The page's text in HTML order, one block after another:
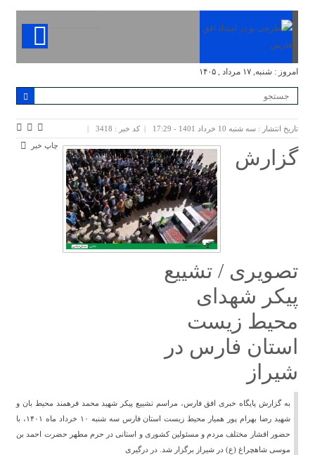
امروز : شنبه, ۱۷ مرداد , ۱۴۰۵
تاریخ انتشار : سه شنبه 10 خرداد 1401 - 17:29
کد خبر : 3418
چاپ خبر
گزارش
تصویری / تشییع
پیکر شهدای
محیط‌ زیست
استان فارس در
شیراز
به گزارش پایگاه خبری افق فارس، مراسم تشییع پیکر شهید محمد فرهمند محیط بان و
شهید رضا بهرام پور همیار محیط زیست استان فارس سه شنبه ۱۰ خرداد ماه ۱۴۰۱، با
حضور اقشار مختلف مردم و مسئولین کشوری و استانی در حرم مطهر حضرت احمد بن
موسی شاهچراغ (ع) در شیراز برگزار شد. در درگیری